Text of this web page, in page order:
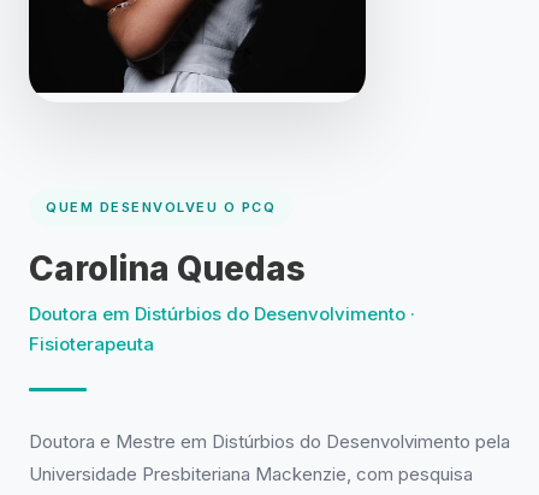
QUEM DESENVOLVEU O PCQ
Carolina Quedas
Doutora em Distúrbios do Desenvolvimento ·
Fisioterapeuta
Doutora e Mestre em Distúrbios do Desenvolvimento pela
Universidade Presbiteriana Mackenzie, com pesquisa